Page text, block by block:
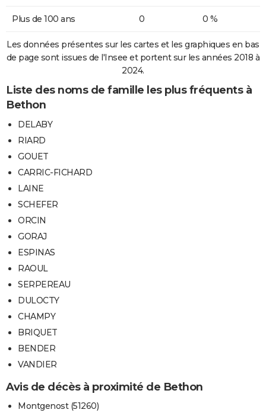
Plus de 100 ans 0 0 %
Les données présentes sur les cartes et les graphiques en bas
de page sont issues de l'Insee et portent sur les années 2018 à
2024.
Liste des noms de famille les plus fréquents à
Bethon
DELABY
RIARD
GOUET
CARRIC-FICHARD
LAINE
SCHEFER
ORCIN
GORAJ
ESPINAS
RAOUL
SERPEREAU
DULOCTY
CHAMPY
BRIQUET
BENDER
VANDIER
Avis de décès à proximité de Bethon
Montgenost (51260)